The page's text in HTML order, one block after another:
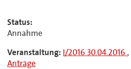
Status:
Annahme
Veranstaltung: I/2016 30.04.2016 ,
Anträge